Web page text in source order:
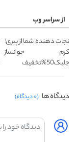
از سراسر وب
نجات دهنده شما از پیری!
کرم جوانساز
جلبک50%تخفیف
دیدگاه ها (۰ دیدگاه)